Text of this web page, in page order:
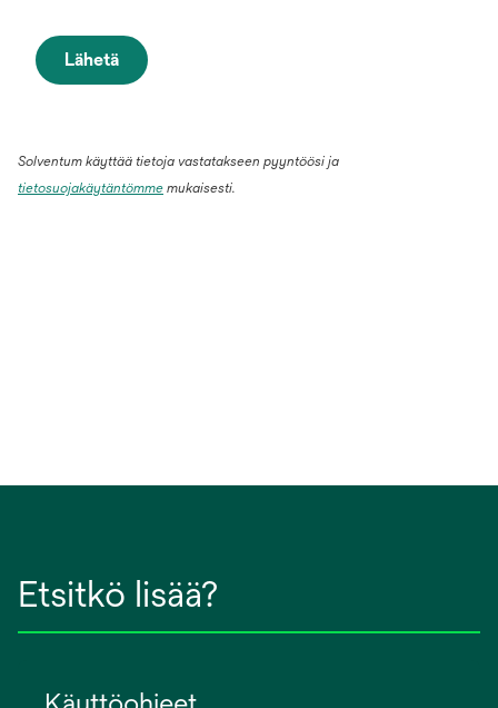
Lähetä
Solventum käyttää tietoja vastatakseen pyyntöösi ja
tietosuojakäytäntömme mukaisesti.
Etsitkö lisää?